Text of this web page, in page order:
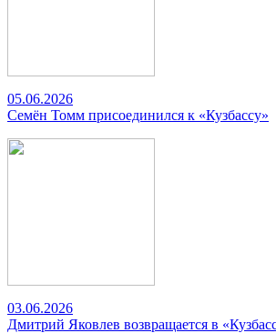
05.06.2026
Семён Томм присоединился к «Кузбассу»
03.06.2026
Дмитрий Яковлев возвращается в